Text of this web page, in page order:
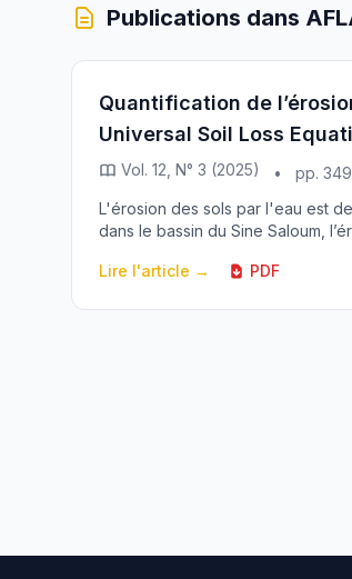
Publications dans
Quantification de
Universal Soil Loss
Vol. 12, N° 3 (2025) •
pp.
L'érosion des sols par l'eau est
dans le bassin du Sine Saloum,
Lire l'article → PDF